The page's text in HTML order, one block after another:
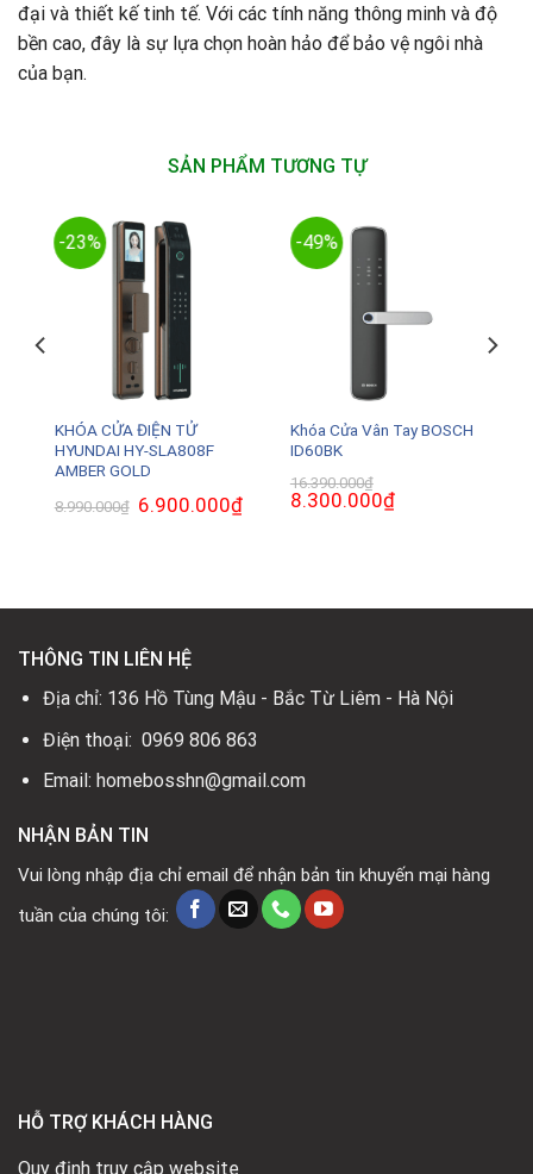
đại và thiết kế tinh tế. Với các tính năng thông minh và độ
bền cao, đây là sự lựa chọn hoàn hảo để bảo vệ ngôi nhà
của bạn.
SẢN PHẨM TƯƠNG TỰ
-23%
KHÓA CỬA ĐIỆN TỬ
HYUNDAI HY-SLA808F
AMBER GOLD
8.990.000₫ Giá
gốc
6.900.000₫Giá
hiện
-49%
Khóa Cửa Vân Tay BOSCH
ID60BK
16.390.000₫
Giá
gốc
8.300.000₫Giá
hiện
THÔNG TIN LIÊN HỆ
Địa chỉ: 136 Hồ Tùng Mậu - Bắc Từ Liêm - Hà Nội
Điện thoại: 0969 806 863
Email: homebosshn@gmail.com
NHẬN BẢN TIN
Vui lòng nhập địa chỉ email để nhận bản tin khuyến mại hàng
tuần của chúng tôi:
HỖ TRỢ KHÁCH HÀNG
Quy định truy cập website